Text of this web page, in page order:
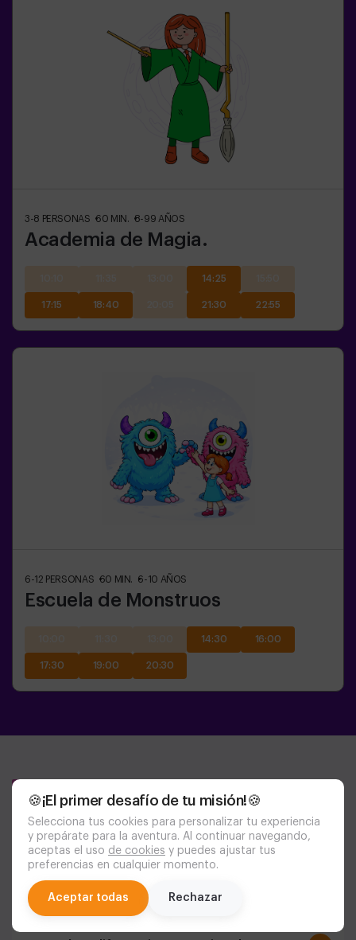
🍪¡El primer desafío de tu misión!🍪
Selecciona tus cookies para personalizar tu experiencia
y prepárate para la aventura. Al continuar navegando,
aceptas el uso de cookies y puedes ajustar tus
preferencias en cualquier momento.
Aceptar todas Rechazar
3-8 PERSONAS 60 MIN. 8-99 AÑOS
Academia de Magia.
14:25
17:15 18:40 21:30 22:55
6-12 PERSONAS 60 MIN. 6-10 AÑOS
Escuela de Monstruos
14:30 16:00
17:30 19:00 20:30
¿Tienes dudas?
Aquí te respondemos
experiencias ofrece?